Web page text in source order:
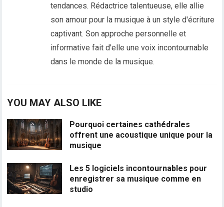
tendances. Rédactrice talentueuse, elle allie
son amour pour la musique à un style d'écriture
captivant. Son approche personnelle et
informative fait d'elle une voix incontournable
dans le monde de la musique.
YOU MAY ALSO LIKE
Pourquoi certaines cathédrales
offrent une acoustique unique pour la
musique
Les 5 logiciels incontournables pour
enregistrer sa musique comme en
studio